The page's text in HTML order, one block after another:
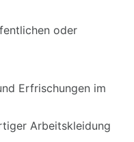
oder
Erfrischungen im
Arbeitskleidung